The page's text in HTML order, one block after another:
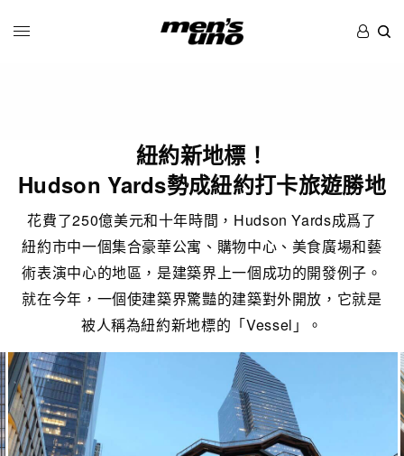
紐約新地標！
Hudson Yards勢成紐約打卡旅遊勝地
花費了250億美元和十年時間，Hudson Yards成爲了
紐約市中一個集合豪華公寓、購物中心、美食廣場和藝
術表演中心的地區，是建築界上一個成功的開發例子。
就在今年，一個使建築界驚豔的建築對外開放，它就是
被人稱為紐約新地標的「Vessel」。